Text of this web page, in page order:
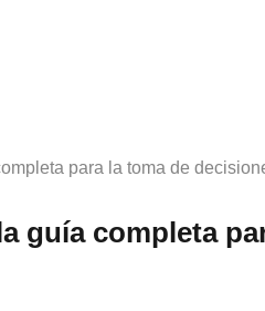
para la toma de
guía completa